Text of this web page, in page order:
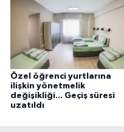
Özel öğrenci yurtlarına
ilişkin yönetmelik
değişikliği... Geçiş süresi
uzatıldı